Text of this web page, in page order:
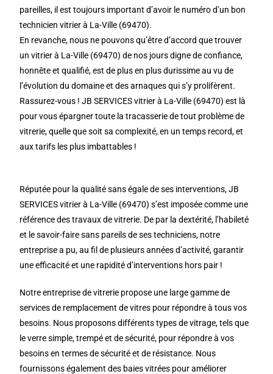
pareilles, il est toujours important d’avoir le numéro d’un bon
technicien vitrier à La-Ville (69470).
En revanche, nous ne pouvons qu’être d’accord que trouver
un vitrier à La-Ville (69470) de nos jours digne de confiance,
honnête et qualifié, est de plus en plus durissime au vu de
l’évolution du domaine et des arnaques qui s’y prolifèrent.
Rassurez-vous ! JB SERVICES vitrier à La-Ville (69470) est là
pour vous épargner toute la tracasserie de tout problème de
vitrerie, quelle que soit sa complexité, en un temps record, et
aux tarifs les plus imbattables !
Réputée pour la qualité sans égale de ses interventions, JB
SERVICES vitrier à La-Ville (69470) s’est imposée comme une
référence des travaux de vitrerie. De par la dextérité, l’habileté
et le savoir-faire sans pareils de ses techniciens, notre
entreprise a pu, au fil de plusieurs années d’activité, garantir
une efficacité et une rapidité d’interventions hors pair !
Notre entreprise de vitrerie propose une large gamme de
services de remplacement de vitres pour répondre à tous vos
besoins. Nous proposons différents types de vitrage, tels que
le verre simple, trempé et de sécurité, pour répondre à vos
besoins en termes de sécurité et de résistance. Nous
fournissons également des baies vitrées pour améliorer